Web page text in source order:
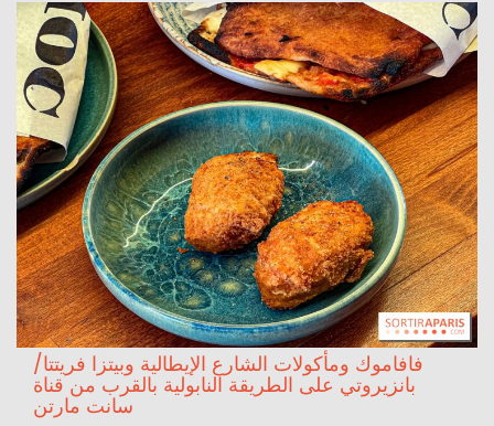
فافاموك ومأكولات الشارع الإيطالية وبيتزا فريتتا/
بانزيروتي على الطريقة النابولية بالقرب من قناة
سانت مارتن